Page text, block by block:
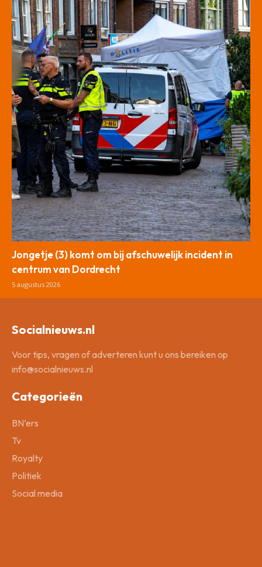
Jongetje (3) komt om bij afschuwelijk incident in
centrum van Dordrecht
5 augustus 2026
Socialnieuws.nl
Voor tips, vragen of adverteren kunt u ons bereiken op
info@socialnieuws.nl
Categorieën
BN’ers
Tv
Royalty
Politiek
Social media